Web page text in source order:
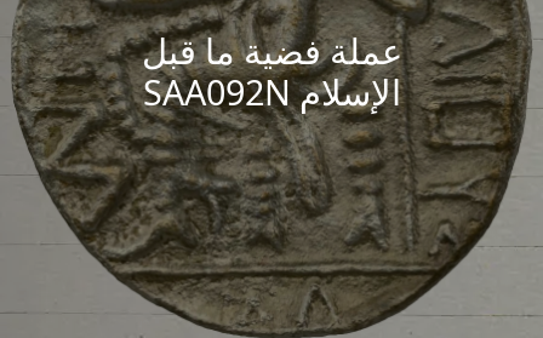
عملة فضية ما قبل
الإسلام SAA092N